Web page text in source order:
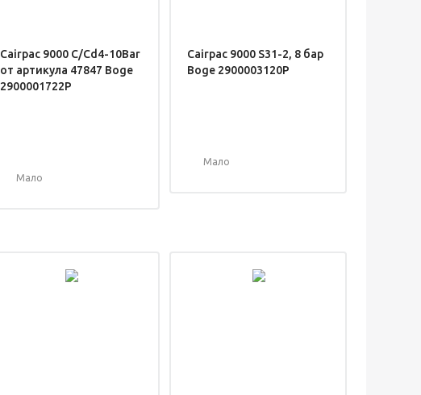
Cairpac 9000 C/Cd4-10Bar
от артикула 47847 Boge
2900001722P
Мало
Cairpac 9000 S31-2, 8 бар
Boge 2900003120P
Мало